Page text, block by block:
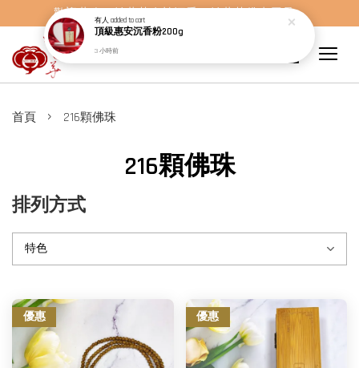
歡迎蒞臨，妙蓮華奇楠沉香，妙蓮華佛事用品。
首頁 › 216顆佛珠
216顆佛珠
排列方式
優惠 優惠
有人 added to cart
頂級惠安沉香粉200g
3 小時前